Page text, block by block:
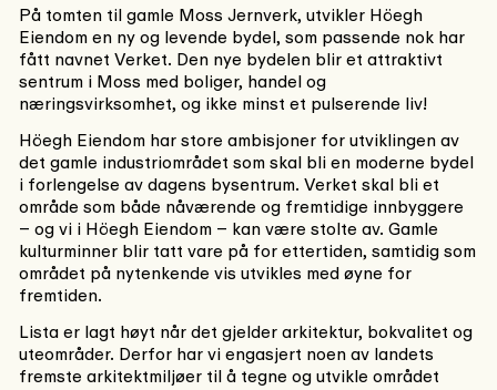
På tomten til gamle Moss Jernverk, utvikler Höegh
Eiendom en ny og levende bydel, som passende nok har
fått navnet Verket. Den nye bydelen blir et attraktivt
sentrum i Moss med boliger, handel og
næringsvirksomhet, og ikke minst et pulserende liv!
Höegh Eiendom har store ambisjoner for utviklingen av
det gamle industriområdet som skal bli en moderne bydel
i forlengelse av dagens bysentrum. Verket skal bli et
område som både nåværende og fremtidige innbyggere
– og vi i Höegh Eiendom – kan være stolte av. Gamle
kulturminner blir tatt vare på for ettertiden, samtidig som
området på nytenkende vis utvikles med øyne for
fremtiden.
Lista er lagt høyt når det gjelder arkitektur, bokvalitet og
uteområder. Derfor har vi engasjert noen av landets
fremste arkitektmiljøer til å tegne og utvikle området